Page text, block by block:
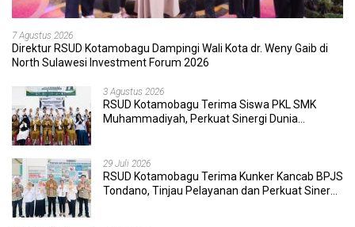
7 Agustus 2026
Direktur RSUD Kotamobagu Dampingi Wali Kota dr. Weny Gaib di
North Sulawesi Investment Forum 2026
3 Agustus 2026
RSUD Kotamobagu Terima Siswa PKL SMK
Muhammadiyah, Perkuat Sinergi Dunia
29 Juli 2026
RSUD Kotamobagu Terima Kunker Kancab BPJS
Tondano, Tinjau Pelayanan dan Perkuat Sinergi